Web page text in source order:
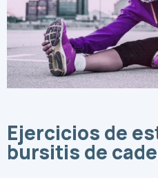
Ejercicios de
bursitis de